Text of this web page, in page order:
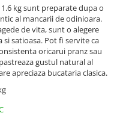
kg sunt preparate dupa o
al mancarii de odinioara.
de vita, sunt o alegere
satioasa. Pot fi servite ca
oricarui pranz sau
gustul natural al
apreciaza bucataria clasica.